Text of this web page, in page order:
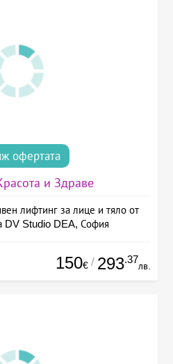
офертата
и Здраве
лифтинг за лице и тяло от
DV Studio DEA, София
150€ / 293.37
лв.